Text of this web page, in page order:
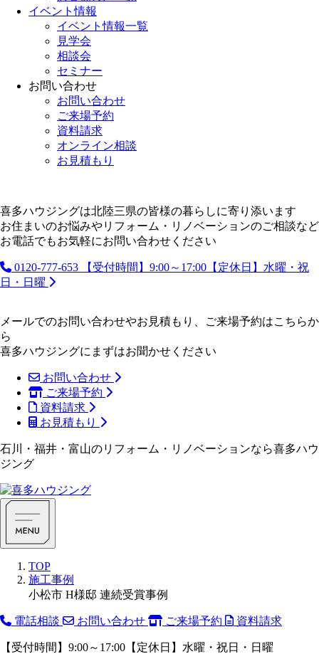
イベント情報
イベント情報一覧
見学会
相談会
セミナー
お問い合わせ
お問い合わせ
ご来場予約
資料請求
オンライン相談
お見積もり
喜多ハウジングは北陸三県の皆様の暮らしに寄り添います
お住まいのお悩みやリフォーム・リノベーションのご相談など
お電話でもお気軽にお問い合わせください
0120-777-653
【受付時間】9:00～17:00【定休日】水曜・祝
日・日曜
メールでのお問い合わせやお見積もり、ご来場予約はこちらか
ら
喜多ハウジングにまずはお聞かせください
お問い合わせ
ご来場予約
資料請求
お見積もり
石川・福井・富山のリフォーム・リノベーションなら喜多ハウ
ジング
TOP
施工事例
小松市 H様邸 連続受賞事例
電話相談 お問い合わせ ご来場予約 資料請求
【受付時間】9:00～17:00【定休日】水曜・祝日・日曜